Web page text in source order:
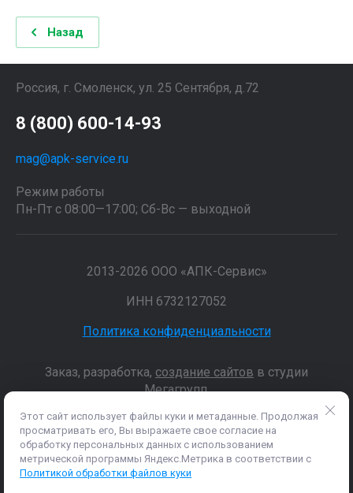
Назад
Россия, г. Смоленск, ул. 25 Сентября, д.72
8 (800) 600-14-93
mag@apk-service.ru
Режим работы
Пн-Пт с 08:00—17:00; Сб-Вс — выходной
2013-2026 ООО «АПК-Сервис»
ИНН 6732127052
Политика конфиденциальности
Заказ, разработка, создание сайтов в студии
Мегагрупп.
Данные о товарах и услугах, включая цены и технические
характеристики, представленные на сайте, не являются
публичной офертой, определяемой положениями Статьи 437 (2)
ГК РФ, а носят исключительно информационный характер. Для
Этот сайт использует файлы куки и метаданные. Продолжая
просматривать его, Вы выражаете свое согласие на
обработку персональных данных с использованием
метрической программы Яндекс.Метрика в соответствии с
Политикой обработки файлов куки